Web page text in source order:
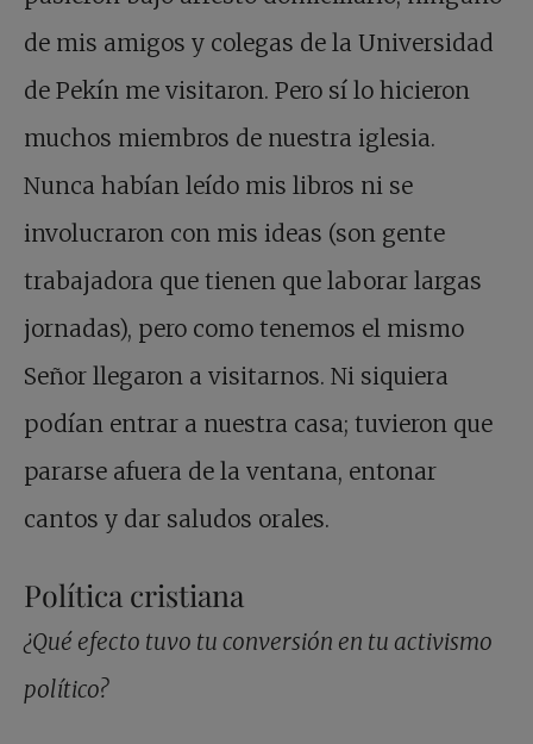
de mis amigos y colegas de la Universidad
de Pekín me visitaron. Pero sí lo hicieron
muchos miembros de nuestra iglesia.
Nunca habían leído mis libros ni se
involucraron con mis ideas (son gente
trabajadora que tienen que laborar largas
jornadas), pero como tenemos el mismo
Señor llegaron a visitarnos. Ni siquiera
podían entrar a nuestra casa; tuvieron que
pararse afuera de la ventana, entonar
cantos y dar saludos orales.
Política cristiana
¿Qué efecto tuvo tu conversión en tu activismo
político?